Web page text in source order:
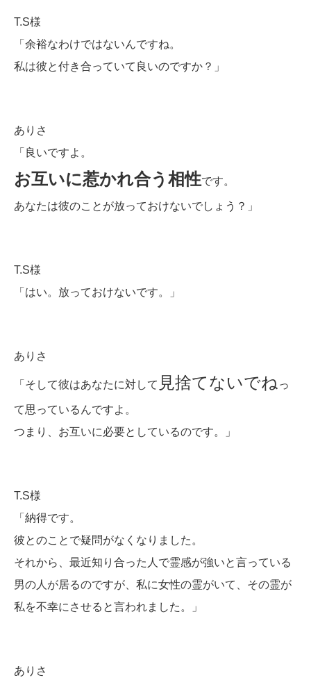
T.S様
「余裕なわけではないんですね。
私は彼と付き合っていて良いのですか？」
ありさ
「良いですよ。
お互いに惹かれ合う相性です。
あなたは彼のことが放っておけないでしょう？」
T.S様
「はい。放っておけないです。
」
ありさ
「そして彼はあなたに対して 見捨てないでね っ
て思っているんですよ。
つまり、お互いに必要としているのです。」
T.S様
「納得です。
彼とのことで疑問がなくなりました。
それから、最近知り合った人で霊感が強いと言っている
男の人が居るのですが、私に女性の霊がいて、その霊が
私を不幸にさせると言われました。」
ありさ